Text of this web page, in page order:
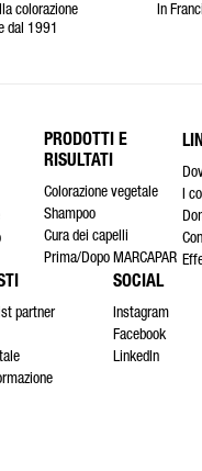
colorazione
dal 1991
In
PRODOTTI E
RISULTATI
Colorazione vegetale
Shampoo
Cura dei capelli
Prima/Dopo MARCAPAR
I
partner
SOCIAL
Instagram
Facebook
LinkedIn